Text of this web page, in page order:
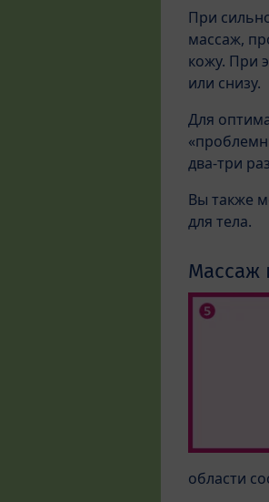
При
массаж,
кожу. При
или снизу.
Для
два-три
Вы также
для тела.
Массаж
области